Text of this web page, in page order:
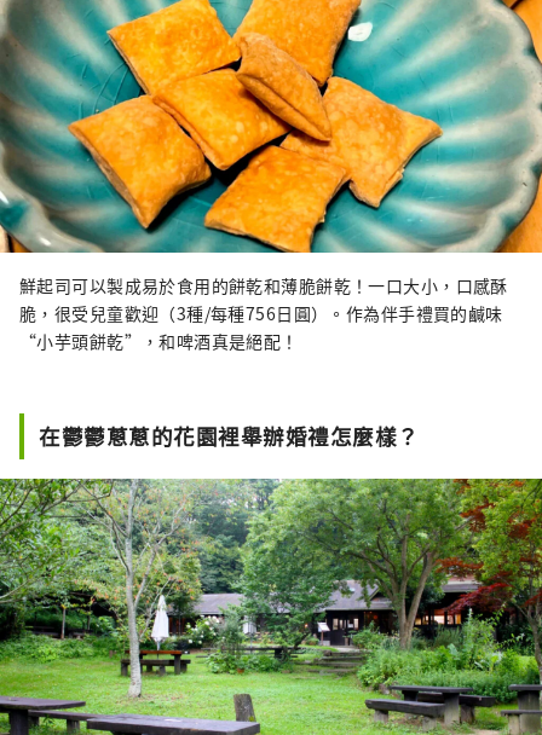
鮮起司可以製成易於食用的餅乾和薄脆餅乾！一口大小，口感酥
脆，很受兒童歡迎（3種/每種756日圓）。作為伴手禮買的鹹味
“小芋頭餅乾”，和啤酒真是絕配！
在鬱鬱蔥蔥的花園裡舉辦婚禮怎麼樣？